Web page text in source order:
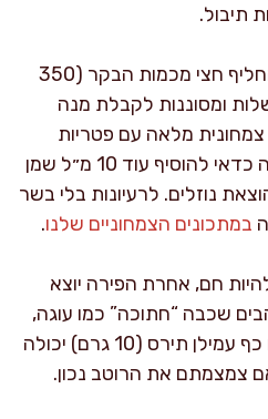
תיבול.
וריאציות טעימות: אפשר להחליף חצי מכמות הבקר (350
ומסוננות לקבלת מנה
צמחונית מלאה עם פטריות
קצוצות וגריסים; במקרה כזה כדאי להוסיף עוד 10 מ״ל שמן
אידוי להוצאת נוזלים. לרעיונות בלי בשר
במתכונים הצמחוניים שלנו.
חם, אחרת הפירה יוצא
שכבה “חתוכה” כמו עוגה,
החלמונים עוזרים מאוד, וגם כף עמילן תירס (10 גרם) יכולה
צמצמתם את הרוטב נכון.